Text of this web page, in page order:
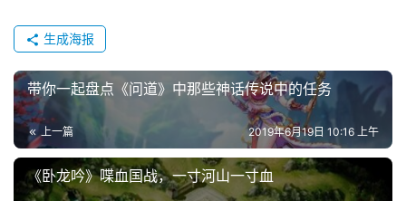
5
第
十
三
届
金
茶
奖
生成海报
带你一起盘点《问道》中那些神话传说中的任务
上一篇 2019年6月19日 10:16 上午
《卧龙吟》喋血国战，一寸河山一寸血